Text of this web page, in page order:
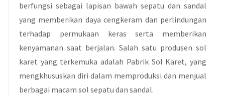
berfungsi sebagai lapisan bawah sepatu dan sandal
yang memberikan daya cengkeram dan perlindungan
terhadap permukaan keras serta memberikan
kenyamanan saat berjalan. Salah satu produsen sol
karet yang terkemuka adalah Pabrik Sol Karet, yang
mengkhususkan diri dalam memproduksi dan menjual
berbagai macam sol sepatu dan sandal.